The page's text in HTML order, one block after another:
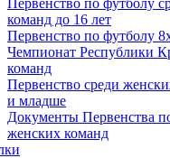
Первенство по футболу
команд до 16 лет
Первенство по футболу
Чемпионат Республики
команд
Первенство среди
и младше
Документы Первенства
женских команд